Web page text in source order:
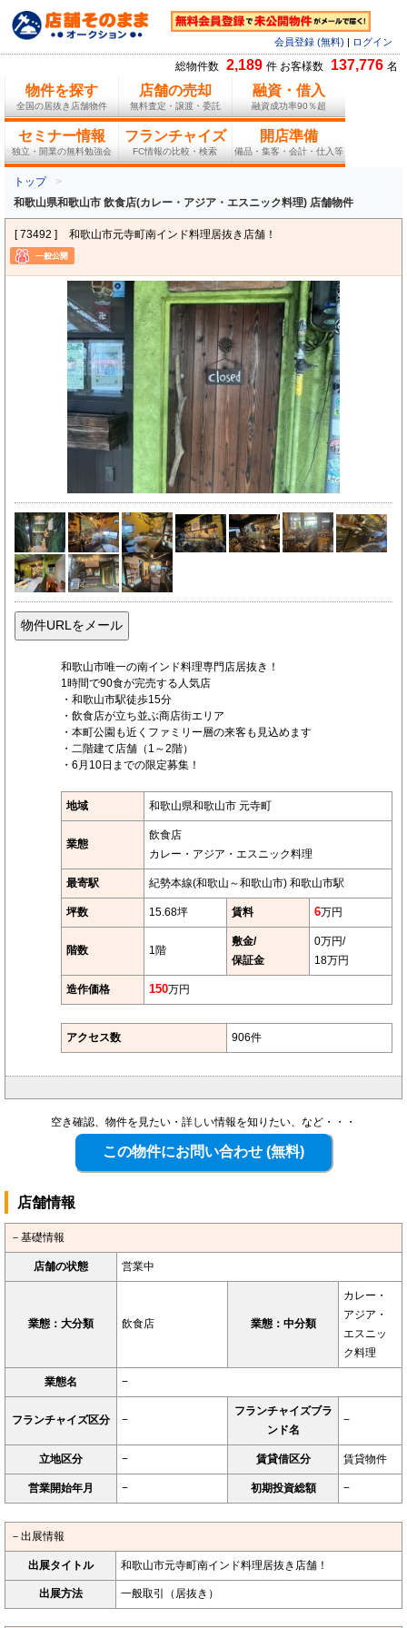
会員登録 (無料) ログイン
総物件数 2,189 件 お客様数 137,776 名
物件を探す
全国の居抜き店舗物件
店舗の売却
無料査定・譲渡・委託
融資・借入
融資成功率90％超
セミナー情報
独立・開業の無料勉強会
フランチャイズ
FC情報の比較・検索
開店準備
備品・集客・会計・仕入等
トップ
和歌山県和歌山市 飲食店(カレー・アジア・エスニック料理) 店舗物件
[ 73492 ] 和歌山市元寺町南インド料理居抜き店舗！
和歌山市唯一の南インド料理専門店居抜き！
1時間で90食が完売する人気店
・和歌山市駅徒歩15分
・飲食店が立ち並ぶ商店街エリア
・本町公園も近くファミリー層の来客も見込めます
・二階建て店舗（1～2階）
・6月10日までの限定募集！
地域 和歌山県和歌山市 元寺町
業態
飲食店
カレー・アジア・エスニック料理
最寄駅 紀勢本線(和歌山～和歌山市) 和歌山市駅
坪数 15.68坪 賃料 6万円
階数 1階
敷金/
保証金
0万円/
18万円
造作価格 150万円
アクセス数 906件
空き確認、物件を見たい・詳しい情報を知りたい、など・・・
店舗情報
－基礎情報
店舗の状態 営業中
業態：大分類 飲食店 業態：中分類
カレー・
アジア・
エスニッ
ク料理
業態名 −
フランチャイズ区分 −
フランチャイズブラ
ンド名
−
立地区分 − 賃貸借区分 賃貸物件
営業開始年月 − 初期投資総額 −
－出展情報
出展タイトル 和歌山市元寺町南インド料理居抜き店舗！
出展方法 一般取引（居抜き）